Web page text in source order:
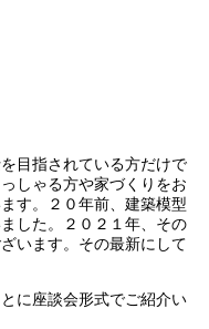
目指されている方だけで
しゃる方や家づくりをお
す。２０年前、建築模型
した。２０２１年、その
います。その最新にして
に座談会形式でご紹介い